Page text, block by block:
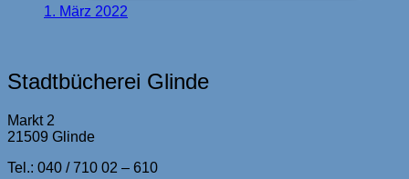
1. März 2022
Stadtbücherei Glinde
Markt 2
21509 Glinde
Tel.: 040 / 710 02 – 610